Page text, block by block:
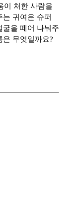
이 처한 사람을
귀여운 슈퍼
을 떼어 나눠주
무엇일까요?